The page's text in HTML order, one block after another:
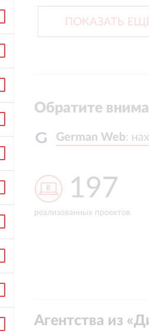
ПОКАЗАТЬ
Обратите
German Web:
German Web:
4 года
средний LTV
Агентства из «